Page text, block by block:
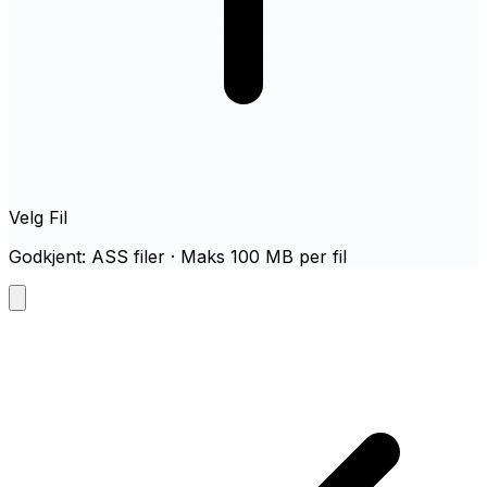
Velg Fil
Godkjent: ASS filer · Maks 100 MB per fil